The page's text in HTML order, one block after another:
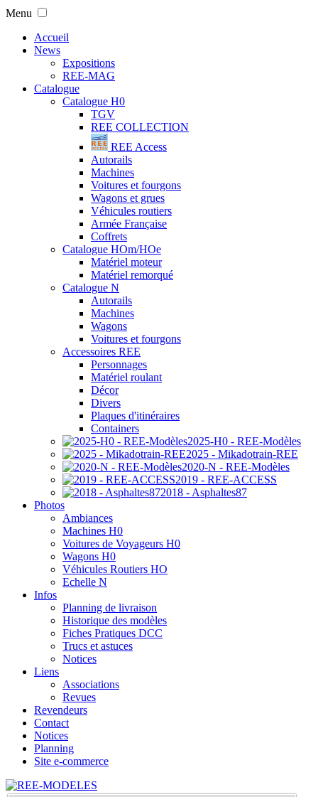
Menu
Accueil
News
Expositions
REE-MAG
Catalogue
Catalogue H0
TGV
REE COLLECTION
REE Access
Autorails
Machines
Voitures et fourgons
Wagons et grues
Véhicules routiers
Armée Française
Coffrets
Catalogue HOm/HOe
Matériel moteur
Matériel remorqué
Catalogue N
Autorails
Machines
Wagons
Voitures et fourgons
Accessoires REE
Personnages
Matériel roulant
Décor
Divers
Plaques d'itinéraires
Containers
2025-H0 - REE-Modèles
2025 - Mikadotrain-REE
2020-N - REE-Modèles
2019 - REE-ACCESS
2018 - Asphaltes87
Photos
Ambiances
Machines H0
Voitures de Voyageurs H0
Wagons H0
Véhicules Routiers HO
Echelle N
Infos
Planning de livraison
Historique des modèles
Fiches Pratiques DCC
Trucs et astuces
Notices
Liens
Associations
Revues
Revendeurs
Contact
Notices
Planning
Site e-commerce